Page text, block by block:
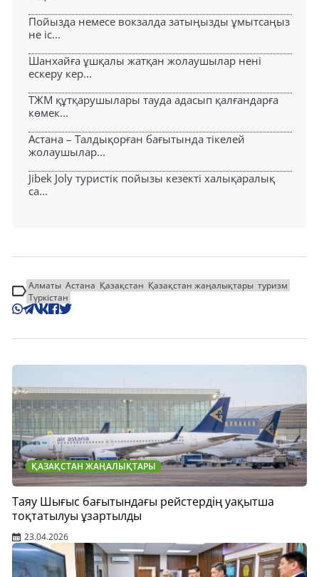
Пойызда немесе вокзалда затыңызды ұмытсаңыз
не іс...
Шанхайға ұшқалы жатқан жолаушылар нені
ескеру кер...
ТЖМ құтқарушылары тауда адасып қалғандарға
көмек...
Астана – Талдықорған бағытында тікелей
жолаушылар...
Jibek Joly туристік пойызы кезекті халықаралық
са...
Алматы Астана Қазақстан Қазақстан жаңалықтары туризм
Түркістан
ҚАЗАҚСТАН ЖАҢАЛЫҚТАРЫ
Таяу Шығыс бағытындағы рейстердің уақытша
тоқтатылуы ұзартылды
23.04.2026